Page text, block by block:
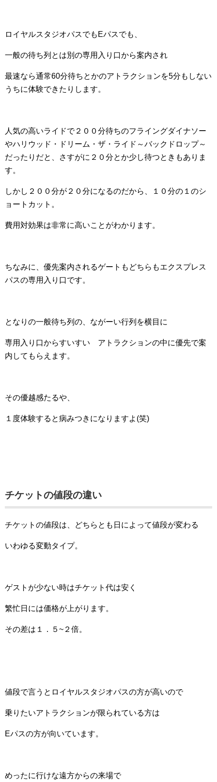
ロイヤルスタジオパスでもEパスでも、
一般の待ち列とは別の専用入り口から案内され
最速なら通常60分待ちとかのアトラクションを5分もしない
うちに体験できたりします。
人気の高いライドで２００分待ちのフライングダイナソー
やハリウッド・ドリーム・ザ・ライド～バックドロップ～
だったりだと、さすがに２０分とか少し待つときもありま
す。
しかし２００分が２０分になるのだから、１０分の１のシ
ョートカット。
費用対効果は非常に高いことがわかります。
ちなみに、優先案内されるゲートもどちらもエクスプレス
パスの専用入り口です。
となりの一般待ち列の、ながーい行列を横目に
専用入り口からすいすい アトラクションの中に優先で案
内してもらえます。
その優越感たるや、
１度体験すると病みつきになりますよ(笑)
チケットの値段の違い
チケットの値段は、どちらとも日によって値段が変わる
いわゆる変動タイプ。
ゲストが少ない時はチケット代は安く
繁忙日には価格が上がります。
その差は１．５~２倍。
値段で言うとロイヤルスタジオパスの方が高いので
乗りたいアトラクションが限られている方は
Eパスの方が向いています。
めったに行けな遠方からの来場で